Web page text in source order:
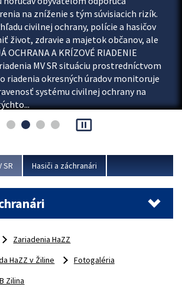
na zníženie s tým súvisiacich rizík.
civilnej ochrany, polície a hasičov
život, zdravie a majetok občanov, ale
OCHRANA A KRÍZOVÉ RIADENIE
MV SR situáciu prostredníctvom
riadenia okresných úradov monitoruje
systému civilnej ochrany na
pause_presentation
SR Hasiči a záchranári
Zariadenia HaZZ
HaZZ v Žiline
Fotogaléria
Zilina